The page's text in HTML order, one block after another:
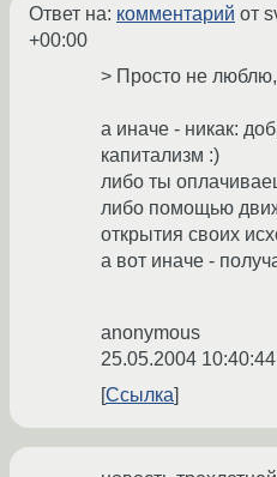
Ответ на: комментарий от
+00:00
> Просто не люблю,
а иначе - никак:
капитализм :)
либо ты
либо помощью
открытия своих
а вот иначе -
anonymous
25.05.2004
Ссылка